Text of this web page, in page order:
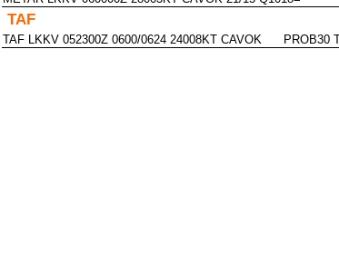
TAF
TAF LKKV 052300Z 0600/0624 24008KT CAVOK PROB30